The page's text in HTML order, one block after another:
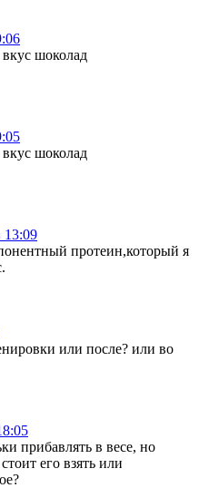
шоколад
шоколад
13:09
протеин,который я
или после? или во
прибавлять в весе, но
его взять или